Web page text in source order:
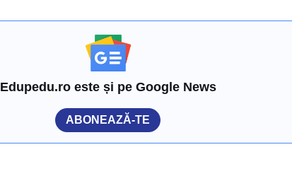
Edupedu.ro este și pe Google News
ABONEAZĂ-TE